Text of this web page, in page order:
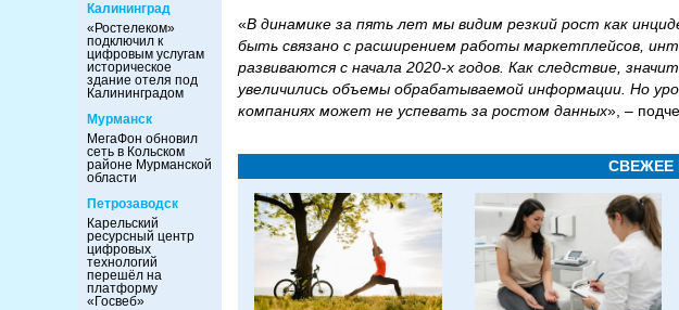
Калининград
«Ростелеком»
подключил к
цифровым услугам
историческое
здание отеля под
Калининградом
Мурманск
МегаФон обновил
сеть в Кольском
районе Мурманской
области
Петрозаводск
Карельский
ресурсный центр
цифровых
технологий
перешёл на
платформу
«Госвеб»
«В динамике за пять лет мы видим резкий рост как
быть связано с расширением работы маркетплейсов,
развиваются с начала 2020-х годов. Как следствие,
увеличились объемы обрабатываемой информации. Но
компаниях может не успевать за ростом данных», –
СВЕЖЕЕ